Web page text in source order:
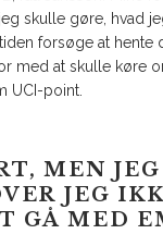
skulle gøre, hvad
forsøge at hente
med at skulle køre
UCI-point.
MEN
JEG
GÅ MED